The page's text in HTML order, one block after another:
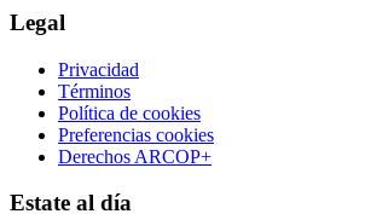
Legal
Privacidad
Términos
Política de cookies
Preferencias cookies
Derechos ARCOP+
Estate al día